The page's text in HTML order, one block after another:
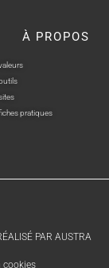
À PROPOS
pratiques
PAR AUSTRA
cookies